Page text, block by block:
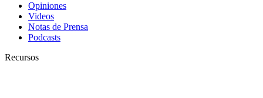
Opiniones
Videos
Notas de Prensa
Podcasts
Recursos